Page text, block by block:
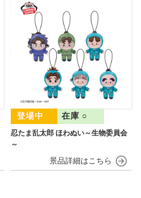
忍たま乱太郎 ほわぬい～生物委員会
～
在庫 ○